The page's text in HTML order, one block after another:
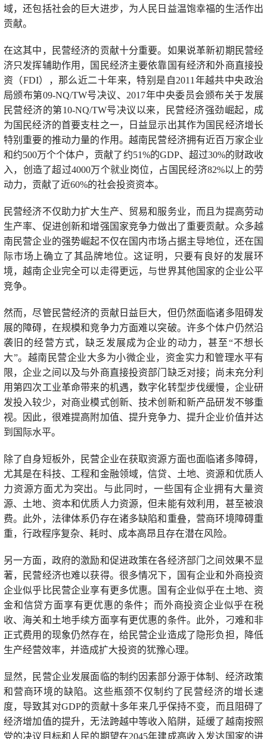
域，还包括社会的巨大进步，为人民日益温饱幸福的生活作出
贡献。
在这其中，民营经济的贡献十分重要。如果说革新初期民营经
济只发挥辅助作用，国民经济主要依靠国有经济和外商直接投
资（FDI），那么近二十年来，特别是自2011年越共中央政治
局颁布第09-NQ/TW号决议、2017年中央委员会颁布关于发展
民营经济的第10-NQ/TW号决议以来，民营经济强劲崛起，成
为国民经济的首要支柱之一，日益显示出其作为国民经济增长
特别重要的推动力量的作用。越南民营经济拥有近百万家企业
和约500万个个体户，贡献了约51%的GDP、超过30%的财政收
入，创造了超过4000万个就业岗位，占国民经济82%以上的劳
动力，贡献了近60%的社会投资资本。
民营经济不仅助力扩大生产、贸易和服务业，而且为提高劳动
生产率、促进创新和增强国家竞争力做出了重要贡献。众多越
南民营企业的强势崛起不仅在国内市场占据主导地位，还在国
际市场上确立了其品牌地位。这证明，只要有良好的发展环
境，越南企业完全可以走得更远，与世界其他国家的企业公平
竞争。
然而，尽管民营经济的贡献日益巨大，但仍然面临诸多阻碍发
展的障碍，在规模和竞争力方面难以突破。许多个体户仍然沿
袭旧的经营方式，缺乏发展成为企业的动力，甚至“不想长
大”。越南民营企业大多为小微企业，资金实力和管理水平有
限，企业之间以及与外商直接投资部门缺乏对接；尚未充分利
用第四次工业革命带来的机遇，数字化转型步伐缓慢，企业研
发投入较少，对商业模式创新、技术创新和新产品研发不够重
视。因此，很难提高附加值、提升竞争力、提升企业价值并达
到国际水平。
除了自身短板外，民营企业在获取资源方面也面临诸多障碍，
尤其是在科技、工程和金融领域，信贷、土地、资源和优质人
力资源方面尤为突出。与此同时，一些国有企业拥有大量资
源、土地、资本和优质人力资源，但未能有效利用，甚至被浪
费。此外，法律体系仍存在诸多缺陷和重叠，营商环境障碍重
重，行政程序复杂、耗时、成本高昂且存在潜在风险。
另一方面，政府的激励和促进政策在各经济部门之间效果不显
著，民营经济也难以获得。很多情况下，国有企业和外商投资
企业似乎比民营企业享有更多优惠。国有企业似乎在土地、资
金和信贷方面享有更优惠的条件；而外商投资企业似乎在税
收、海关和土地手续方面享有更优惠的条件。此外，刁难和非
正式费用的现象仍然存在，给民营企业造成了隐形负担，降低
生产经营效率，并造成扩大投资的犹豫心理。
显然，民营企业发展面临的制约因素部分源于体制、经济政策
和营商环境的缺陷。这些瓶颈不仅制约了民营经济的增长速
度，导致其对GDP的贡献十多年来几乎保持不变，而且阻碍了
经济增加值的提升，无法跨越中等收入陷阱，延缓了越南按照
党的决议目标和人民的期望在2045年建成高收入发达国家的进